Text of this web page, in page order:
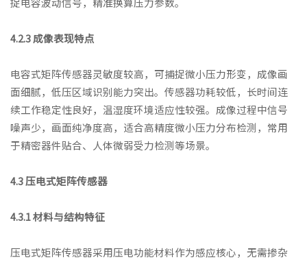
4.2.3 成像表现特点
电容式矩阵传感器灵敏度较高，可捕捉微小压力形变，成像画
面细腻，低压区域识别能力突出。传感器功耗较低，长时间连
续工作稳定性良好，温湿度环境适应性较强。成像过程中信号
噪声少，画面纯净度高，适合高精度微小压力分布检测，常用
于精密器件贴合、人体微弱受力检测等场景。
4.3 压电式矩阵传感器
4.3.1 材料与结构特征
压电式矩阵传感器采用压电功能材料作为感应核心，无需掺杂